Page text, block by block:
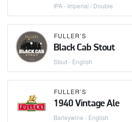
IPA - Imperial / Double
FULLER’S
Black Cab Stout
Stout - English
FULLER’S
1940 Vintage Ale
Barleywine - English